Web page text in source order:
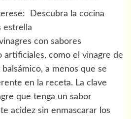
Descubra la cocina
estrella
con sabores
artificiales, como el vinagre de
a menos que se
en la receta. La clave
que tenga un sabor
acidez sin enmascarar los